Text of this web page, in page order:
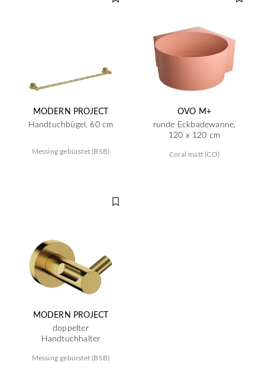
MODERN PROJECT
Handtuchbügel, 60 cm
Messing gebürstet (BSB)
OVO M+
runde Eckbadewanne,
120 x 120 cm
Coral matt (CO)
MODERN PROJECT
doppelter
Handtuchhalter
Messing gebürstet (BSB)